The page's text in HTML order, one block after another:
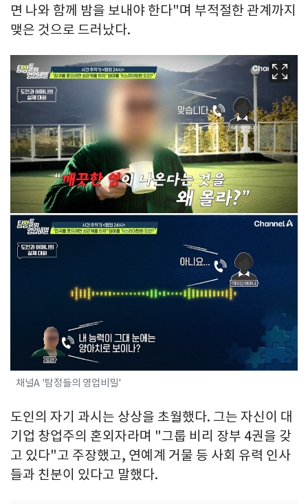
면 나와 함께 밤을 보내야 한다"며 부적절한 관계까지
맺은 것으로 드러났다.
채널A '탐정들의 영업비밀'
도인의 자기 과시는 상상을 초월했다. 그는 자신이 대
기업 창업주의 혼외자라며 "그룹 비리 장부 4권을 갖
고 있다"고 주장했고, 연예계 거물 등 사회 유력 인사
들과 친분이 있다고 말했다.